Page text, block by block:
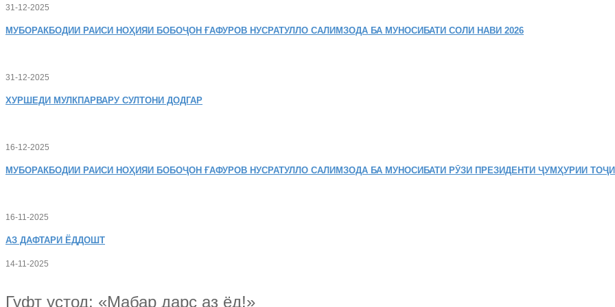
31-12-2025
МУБОРАКБОДИИ РАИСИ НОҲИЯИ БОБОҶОН ҒАФУРОВ НУСРАТУЛЛО САЛИМЗОДА БА МУНОСИБАТИ СОЛИ НАВИ 2026
31-12-2025
ХУРШЕДИ МУЛКПАРВАРУ СУЛТОНИ ДОДГАР
16-12-2025
МУБОРАКБОДИИ РАИСИ НОҲИЯИ БОБОҶОН ҒАФУРОВ НУСРАТУЛЛО САЛИМЗОДА БА МУНОСИБАТИ РӮЗИ ПРЕЗИДЕНТИ ҶУМҲУРИИ
16-11-2025
АЗ ДАФТАРИ ЁДДОШТ
14-11-2025
Гуфт устод: «Мабар дарс аз ёд!»